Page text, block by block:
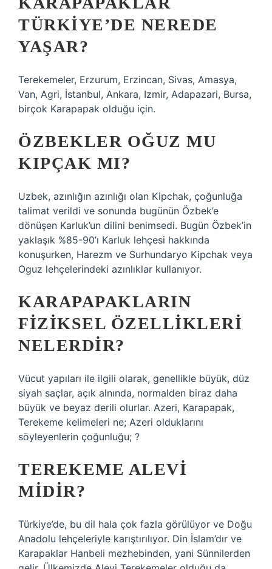
TÜRKIYE’DE NEREDE
YAŞAR?
Terekemeler, Erzurum, Erzincan, Sivas, Amasya,
Van, Agri, İstanbul, Ankara, Izmir, Adapazari, Bursa,
birçok Karapapak olduğu için.
ÖZBEKLER OĞUZ MU
KIPÇAK MI?
Uzbek, azınlığın azınlığı olan Kipchak, çoğunluğa
talimat verildi ve sonunda bugünün Özbek’e
dönüşen Karluk’un dilini benimsedi. Bugün Özbek’in
yaklaşık %85-90’ı Karluk lehçesi hakkında
konuşurken, Harezm ve Surhundaryo Kipchak veya
Oguz lehçelerindeki azınlıklar kullanıyor.
KARAPAPAKLARIN
FIZIKSEL ÖZELLIKLERI
NELERDIR?
Vücut yapıları ile ilgili olarak, genellikle büyük, düz
siyah saçlar, açık alnında, normalden biraz daha
büyük ve beyaz derili olurlar. Azeri, Karapapak,
Terekeme kelimeleri ne; Azeri olduklarını
söyleyenlerin çoğunluğu; ?
TEREKEME ALEVI
MIDIR?
Türkiye’de, bu dil hala çok fazla görülüyor ve Doğu
Anadolu lehçeleriyle karıştırılıyor. Din İslam’dır ve
Karapaklar Hanbeli mezhebinden, yani Sünnilerden